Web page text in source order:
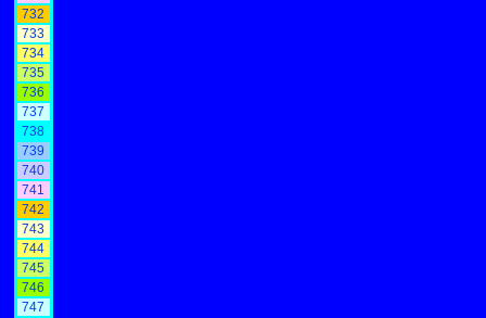
732
733
734
735
736
737
738
739
740
741
742
743
744
745
746
747